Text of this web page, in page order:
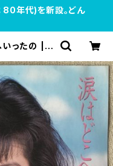
年代)を新設。どん
ったの | s